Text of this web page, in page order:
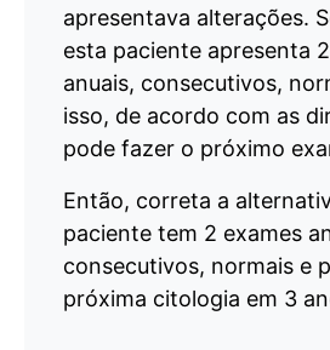
apresentava alterações.
esta paciente apresenta
anuais, consecutivos,
isso, de acordo com as
pode fazer o próximo
Então, correta a
paciente tem 2 exames
consecutivos, normais e
próxima citologia em 3